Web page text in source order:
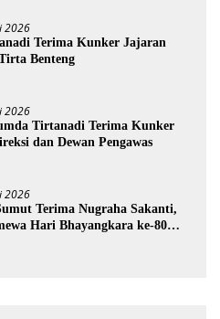
2026
Terima Kunker Jajaran
Benteng
2026
Tirtanadi Terima Kunker
dan Dewan Pengawas
2026
Terima Nugraha Sakanti,
Hari Bhayangkara ke-80